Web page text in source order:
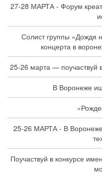
27-28 МАРТА - Форум
Солист группы «Дождя
концерта в
25-26 марта — поучаствуй
В Воронеже
25-26 МАРТА - В Воронеже
Поучаствуй в конкурсе